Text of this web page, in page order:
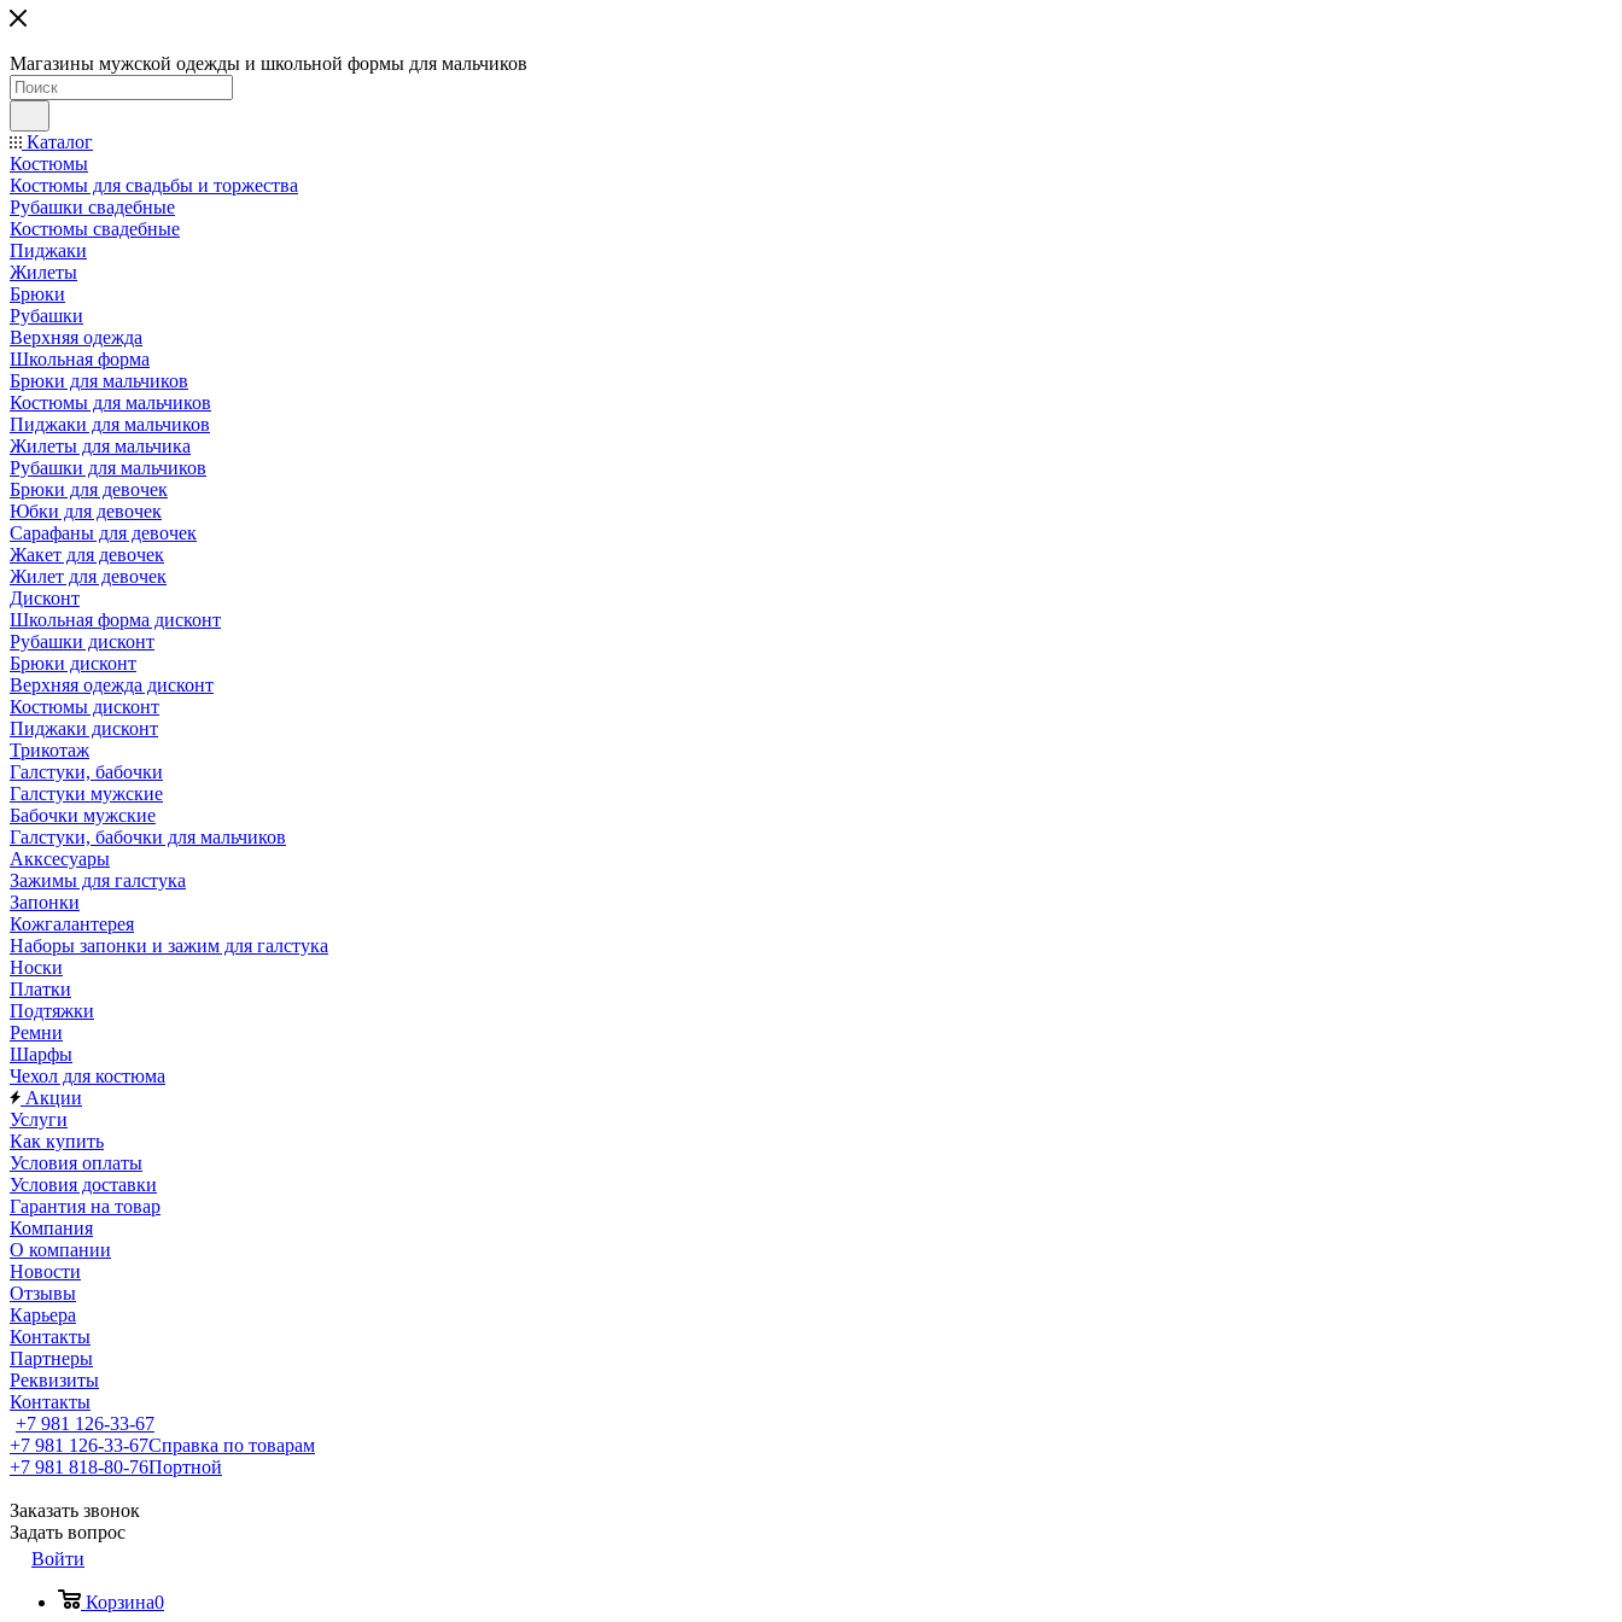
Магазины мужской одежды и школьной формы для мальчиков
Каталог
Костюмы
Костюмы для свадьбы и торжества
Рубашки свадебные
Костюмы свадебные
Пиджаки
Жилеты
Брюки
Рубашки
Верхняя одежда
Школьная форма
Брюки для мальчиков
Костюмы для мальчиков
Пиджаки для мальчиков
Жилеты для мальчика
Рубашки для мальчиков
Брюки для девочек
Юбки для девочек
Сарафаны для девочек
Жакет для девочек
Жилет для девочек
Дисконт
Школьная форма дисконт
Рубашки дисконт
Брюки дисконт
Верхняя одежда дисконт
Костюмы дисконт
Пиджаки дисконт
Трикотаж
Галстуки, бабочки
Галстуки мужские
Бабочки мужские
Галстуки, бабочки для мальчиков
Акксесуары
Зажимы для галстука
Запонки
Кожгалантерея
Наборы запонки и зажим для галстука
Носки
Платки
Подтяжки
Ремни
Шарфы
Чехол для костюма
Акции
Услуги
Как купить
Условия оплаты
Условия доставки
Гарантия на товар
Компания
О компании
Новости
Отзывы
Карьера
Контакты
Партнеры
Реквизиты
Контакты
+7 981 126-33-67
+7 981 126-33-67Справка по товарам
+7 981 818-80-76Портной
Заказать звонок
Задать вопрос
Войти
Корзина0